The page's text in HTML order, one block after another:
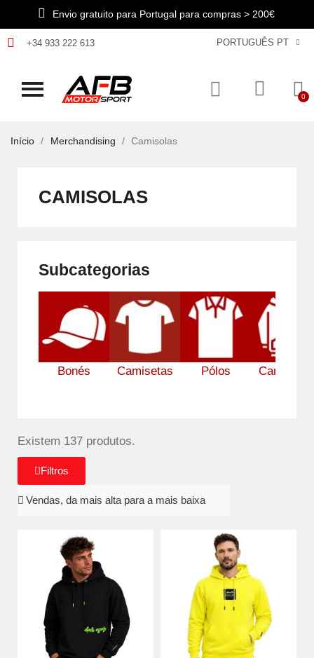
Envio gratuito para Portugal para compras > 200€
+34 933 222 613 PORTUGUÊS PT
Início Merchandising Camisolas
CAMISOLAS
Subcategorias
Bonés Camisetas Pólos Camisolas
Existem 137 produtos.
Filtros